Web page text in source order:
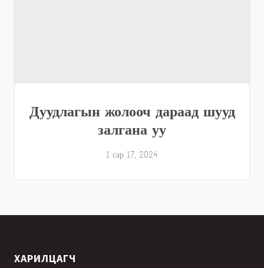
Дуудлагын жолооч дараад шууд
залгана уу
1 сар 17, 2024
ХАРИЛЦАГЧ